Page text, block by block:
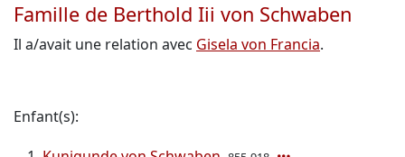
Famille de Berthold Iii von Schwaben
Il a/avait une relation avec Gisela von Francia.
Enfant(s):